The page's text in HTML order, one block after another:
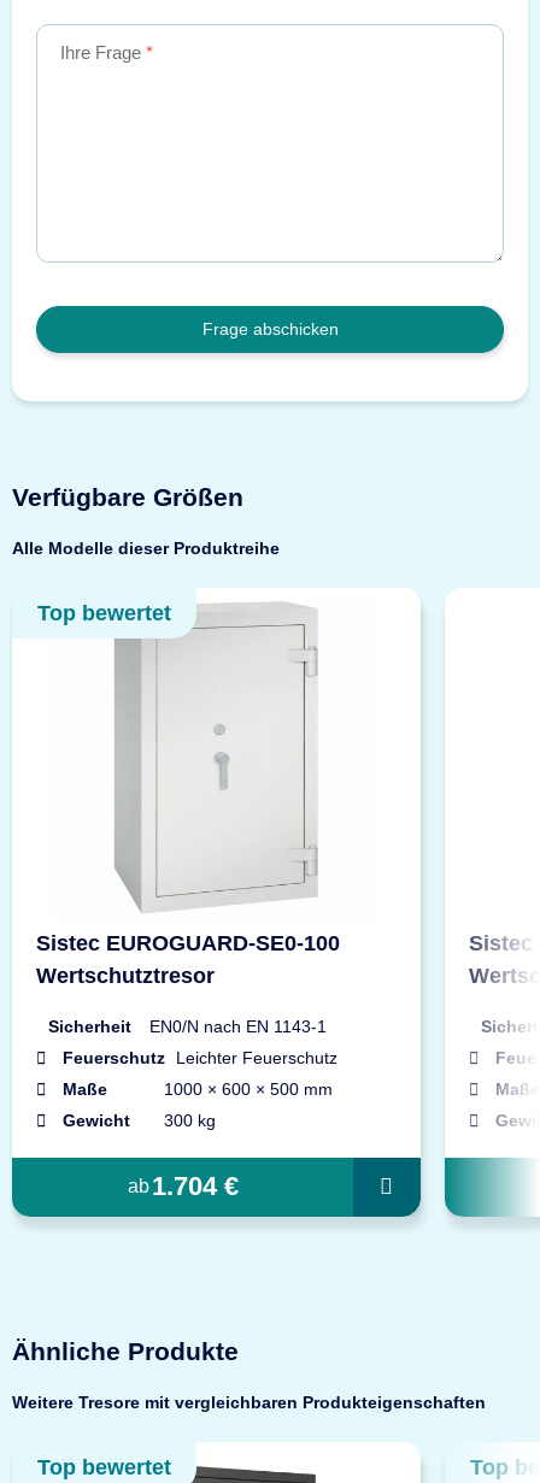
Ihre Frage
Frage abschicken
Verfügbare Größen
Alle Modelle dieser Produktreihe
Top bewertet
Sistec EUROGUARD-SE0-100
Wertschutztresor
Sicherheit
EN0/N nach EN 1143-1
Feuerschutz
Leichter Feuerschutz
Maße
1000 × 600 × 500 mm
Gewicht
300 kg
ab1.704 €
Sistec
Maße
Ähnliche Produkte
Weitere Tresore mit vergleichbaren Produkteigenschaften
Top bewertet Top